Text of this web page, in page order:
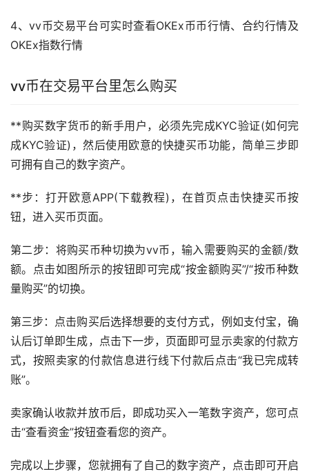
4、vv币交易平台可实时查看OKEx币币行情、合约行情及
OKEx指数行情
vv币在交易平台里怎么购买
**购买数字货币的新手用户，必须先完成KYC验证(如何完
成KYC验证)，然后使用欧意的快捷买币功能，简单三步即
可拥有自己的数字资产。
**步：打开欧意APP(下载教程)，在首页点击快捷买币按
钮，进入买币页面。
第二步：将购买币种切换为vv币，输入需要购买的金额/数
额。点击如图所示的按钮即可完成“按金额购买”/“按币种数
量购买”的切换。
第三步：点击购买后选择想要的支付方式，例如支付宝，确
认后订单即生成，点击下一步，页面即可显示卖家的付款方
式，按照卖家的付款信息进行线下付款后点击“我已完成转
账”。
卖家确认收款并放币后，即成功买入一笔数字资产，您可点
击“查看资金”按钮查看您的资产。
完成以上步骤，您就拥有了自己的数字资产，点击即可开启